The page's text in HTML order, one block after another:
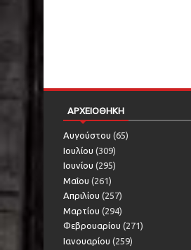
ΑΡΧΕΙΟΘΗΚΗ
Αυγούστου (65)
Ιουλίου (309)
Ιουνίου (295)
Μαΐου (261)
Απριλίου (257)
Μαρτίου (294)
Φεβρουαρίου (271)
Ιανουαρίου (259)